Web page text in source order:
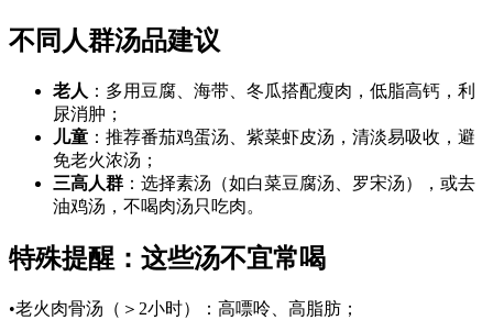
不同人群汤品建议
老人 ：多用豆腐、海带、冬瓜搭配瘦肉，低脂高钙，利
尿消肿；
儿童 ：推荐番茄鸡蛋汤、紫菜虾皮汤，清淡易吸收，避
免老火浓汤；
三高人群 ：选择素汤（如白菜豆腐汤、罗宋汤），或去
油鸡汤，不喝肉汤只吃肉。
特殊提醒：这些汤不宜常喝
•老火肉骨汤（＞2小时）：高嘌呤、高脂肪；